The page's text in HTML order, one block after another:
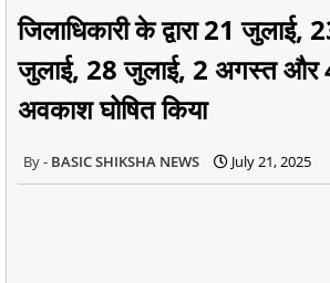
जिलाधिकारी के द्वारा 21
जुलाई, 28 जुलाई, 2 अगस्त और
अवकाश घोषित किया
BASIC SHIKSHA NEWS July 21, 2025